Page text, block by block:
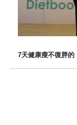
7天健康瘦不復胖的